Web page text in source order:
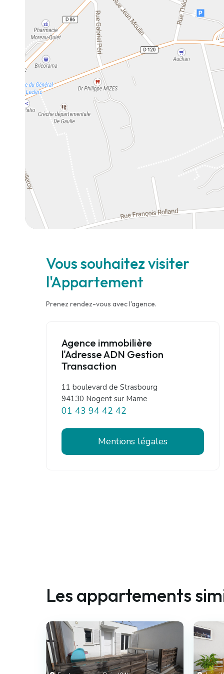
Vous souhaitez visiter
l'Appartement
Prenez rendez-vous avec l'agence.
Agence immobilière
l'Adresse ADN Gestion
Transaction
11 boulevard de Strasbourg
94130 Nogent sur Marne
01 43 94 42 42
Mentions légales
Les appartements